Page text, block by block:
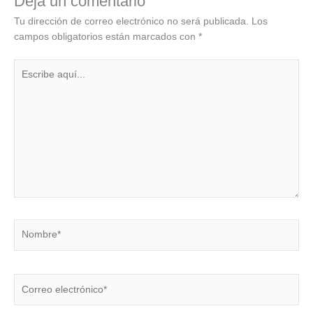
Tu dirección de correo electrónico no será publicada. Los
campos obligatorios están marcados con *
electrónico*